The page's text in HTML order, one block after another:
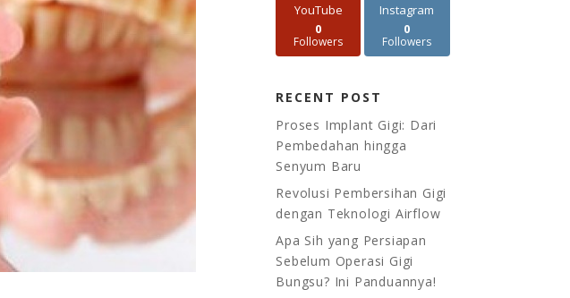
YouTube
0
Followers
Instagram
0
Followers
RECENT POST
Proses Implant Gigi: Dari
Pembedahan hingga
Senyum Baru
Revolusi Pembersihan Gigi
dengan Teknologi Airflow
Apa Sih yang Persiapan
Sebelum Operasi Gigi
Bungsu? Ini Panduannya!